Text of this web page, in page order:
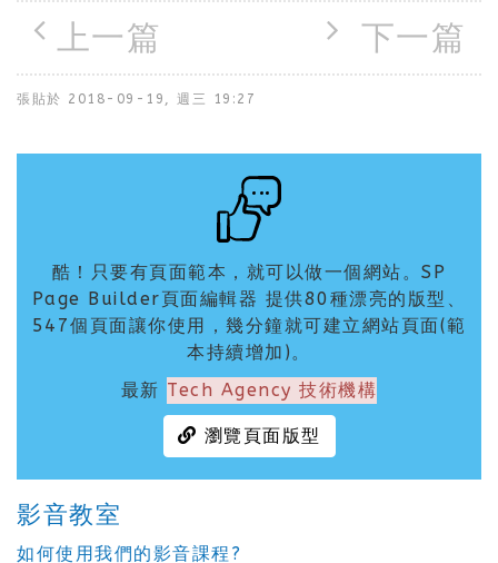
張貼於 2018-09-19, 週三 19:27
上一篇 下一篇
酷！只要有頁面範本，就可以做一個網站。SP
Page Builder頁面編輯器 提供80種漂亮的版型、
547個頁面讓你使用，幾分鐘就可建立網站頁面(範
本持續增加)。
最新 Tech Agency 技術機構
瀏覽頁面版型
影音教室
如何使用我們的影音課程?